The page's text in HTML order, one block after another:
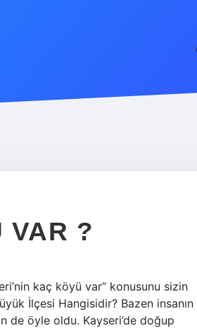
VAR ?
kaç köyü var” konusunu sizin
İlçesi Hangisidir? Bazen insanın
de öyle oldu. Kayseri’de doğup